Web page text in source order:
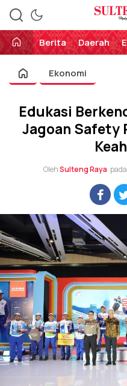
Perekat
Berita
Daerah
Ekonomi
Edukasi
Jagoan Safety
OlehSulteng Raya